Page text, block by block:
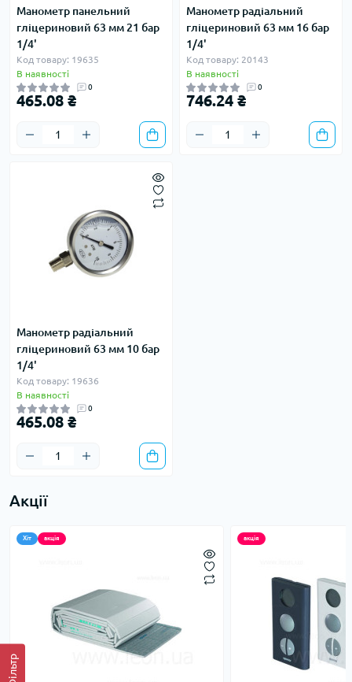
Фільтр
Манометр панельний
гліцериновий 63 мм 21 бар
1/4'
Код товару: 19635
В наявності
0
465.08 ₴
Манометр радіальний
гліцериновий 63 мм 16 бар
1/4'
Код товару: 20143
В наявності
0
746.24 ₴
Манометр радіальний
гліцериновий 63 мм 10 бар
1/4'
Код товару: 19636
В наявності
0
465.08 ₴
Акції
Хіт акція акція